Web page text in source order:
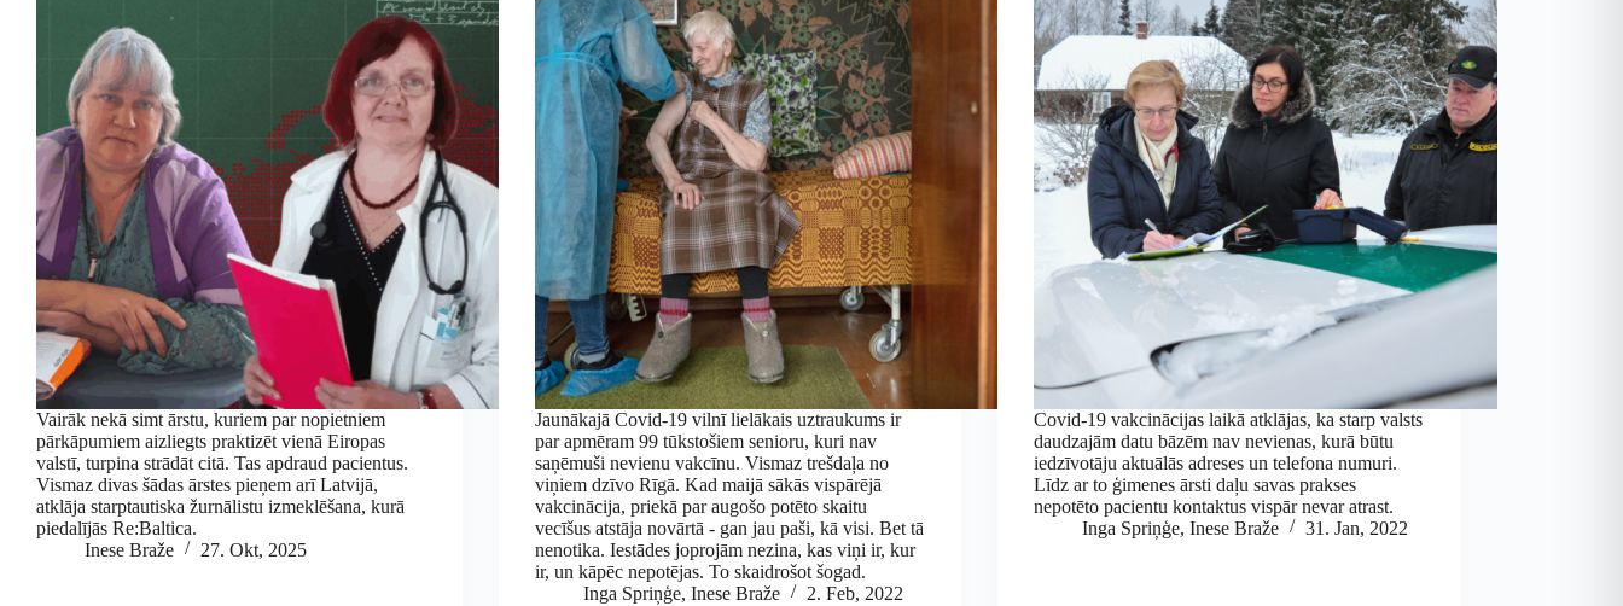
Vairāk nekā simt ārstu, kuriem par nopietniem
pārkāpumiem aizliegts praktizēt vienā Eiropas
valstī, turpina strādāt citā. Tas apdraud pacientus.
Vismaz divas šādas ārstes pieņem arī Latvijā,
atklāja starptautiska žurnālistu izmeklēšana, kurā
piedalījās Re:Baltica.
Inese Braže
27. Okt, 2025
Jaunākajā Covid-19 vilnī lielākais uztraukums ir
par apmēram 99 tūkstošiem senioru, kuri nav
saņēmuši nevienu vakcīnu. Vismaz trešdaļa no
viņiem dzīvo Rīgā. Kad maijā sākās vispārējā
vakcinācija, priekā par augošo potēto skaitu
vecīšus atstāja novārtā - gan jau paši, kā visi. Bet tā
nenotika. Iestādes joprojām nezina, kas viņi ir, kur
ir, un kāpēc nepotējas. To skaidrošot šogad.
Inga Spriņģe,Inese Braže 2. Feb, 2022
Covid-19 vakcinācijas laikā atklājas, ka starp valsts
daudzajām datu bāzēm nav nevienas, kurā būtu
iedzīvotāju aktuālās adreses un telefona numuri.
Līdz ar to ģimenes ārsti daļu savas prakses
nepotēto pacientu kontaktus vispār nevar atrast.
Inga Spriņģe,Inese Braže 31. Jan, 2022